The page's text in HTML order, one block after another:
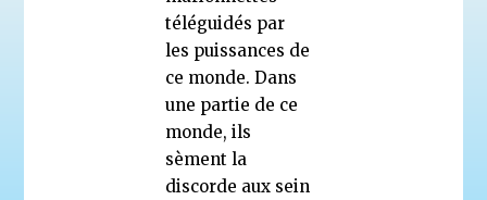
téléguidés par
les puissances de
ce monde. Dans
une partie de ce
monde, ils
sèment la
discorde aux sein